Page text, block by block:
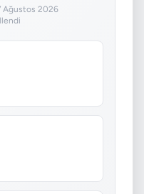
Ağustos 2026